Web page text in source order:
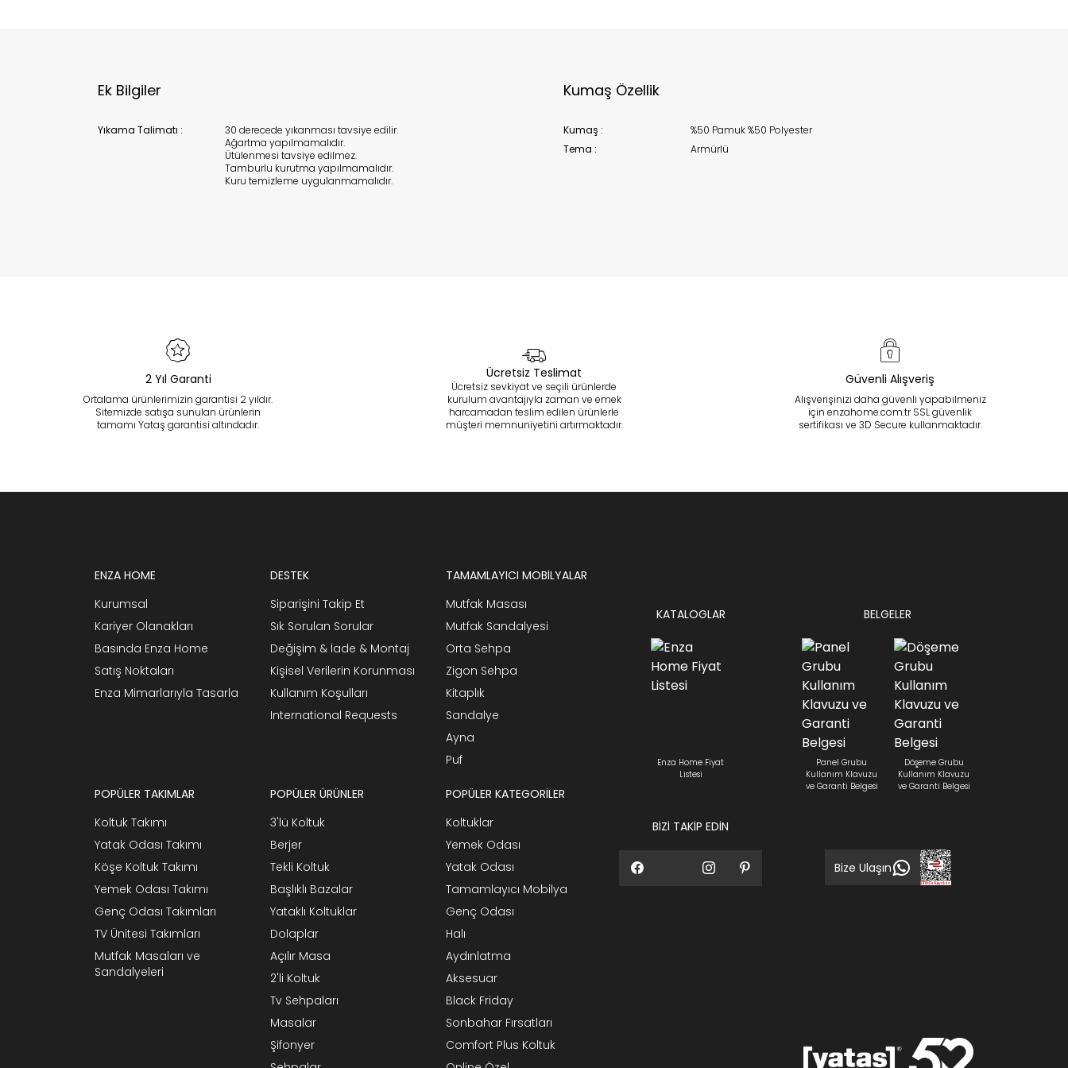
Ek Bilgiler
Yıkama Talimatı :
30 derecede yıkanması tavsiye edilir.
Ağartma yapılmamalıdır.
Ütülenmesi tavsiye edilmez.
Tamburlu kurutma yapılmamalıdır.
Kuru temizleme uygulanmamalıdır.
Kumaş Özellik
Kumaş :
%50 Pamuk %50 Polyester
Tema :
Armürlü
2 Yıl Garanti
Ortalama ürünlerimizin garantisi 2 yıldır.
Sitemizde satışa sunulan ürünlerin
tamamı Yataş garantisi altındadır.
Ücretsiz Teslimat
Ücretsiz sevkiyat ve seçili ürünlerde
kurulum avantajıyla zaman ve emek
harcamadan teslim edilen ürünlerle
müşteri memnuniyetini artırmaktadır.
Güvenli Alışveriş
Alışverişinizi daha güvenli yapabilmeniz
için enzahome.com.tr SSL güvenlik
sertifikası ve 3D Secure kullanmaktadır.
ENZA HOME
Kurumsal
Kariyer Olanakları
Basında Enza Home
Satış Noktaları
Enza Mimarlarıyla Tasarla
DESTEK
Siparişini Takip Et
Sık Sorulan Sorular
Değişim & İade & Montaj
Kişisel Verilerin Korunması
Kullanım Koşulları
International Requests
TAMAMLAYICI MOBİLYALAR
Mutfak Masası
Mutfak Sandalyesi
Orta Sehpa
Zigon Sehpa
Kitaplık
Sandalye
Ayna
Puf
POPÜLER TAKIMLAR
Koltuk Takımı
Yatak Odası Takımı
Köşe Koltuk Takımı
Yemek Odası Takımı
Genç Odası Takımları
TV Ünitesi Takımları
Mutfak Masaları ve
Sandalyeleri
POPÜLER ÜRÜNLER
3'lü Koltuk
Berjer
Tekli Koltuk
Başlıklı Bazalar
Yataklı Koltuklar
Dolaplar
Açılır Masa
2'li Koltuk
Tv Sehpaları
Masalar
Şifonyer
POPÜLER KATEGORİLER
Koltuklar
Yemek Odası
Yatak Odası
Tamamlayıcı Mobilya
Genç Odası
Halı
Aydınlatma
Aksesuar
Black Friday
Sonbahar Fırsatları
Comfort Plus Koltuk
KATALOGLAR
Enza Home Fiyat
Listesi
BİZİ TAKİP EDİN
BELGELER
Panel Grubu
Kullanım Klavuzu
ve Garanti Belgesi
Döşeme Grubu
Kullanım Klavuzu
ve Garanti Belgesi
Bize Ulaşın